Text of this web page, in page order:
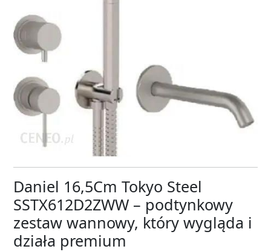
Daniel 16,5Cm Tokyo Steel
SSTX612D2ZWW – podtynkowy
zestaw wannowy, który wygląda i
działa premium